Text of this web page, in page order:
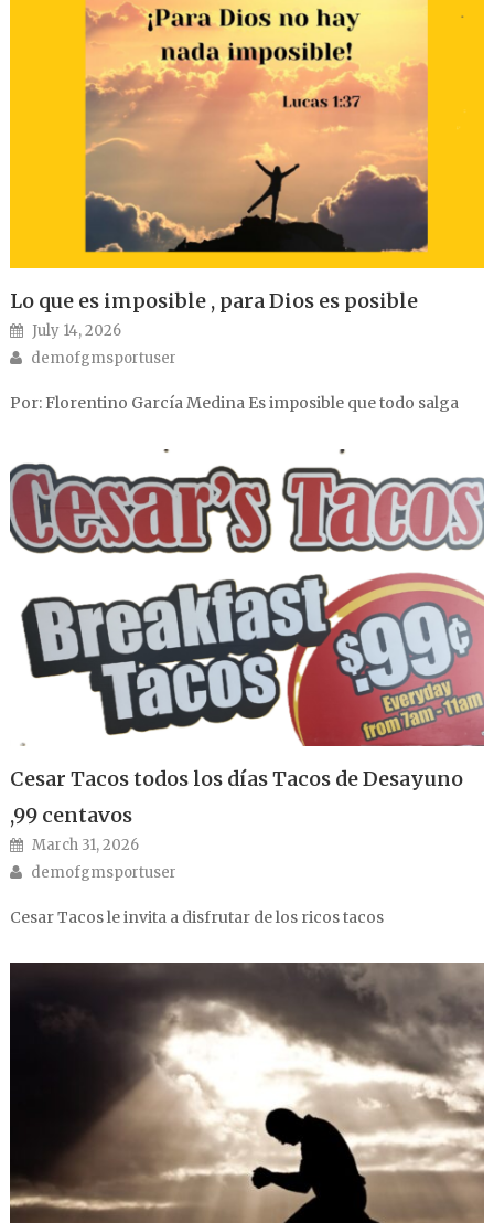
Lo que es imposible , para Dios es posible
Posted on
July 14, 2026
Author
demofgmsportuser
Por: Florentino García Medina Es imposible que todo salga
Cesar Tacos todos los días Tacos de Desayuno
,99 centavos
Posted on
March 31, 2026
Author
demofgmsportuser
Cesar Tacos le invita a disfrutar de los ricos tacos